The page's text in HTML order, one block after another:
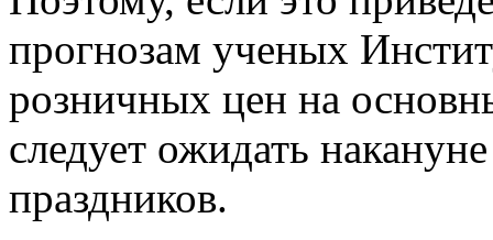
прогнозам ученых
розничных цен на
следует ожидать
праздников.